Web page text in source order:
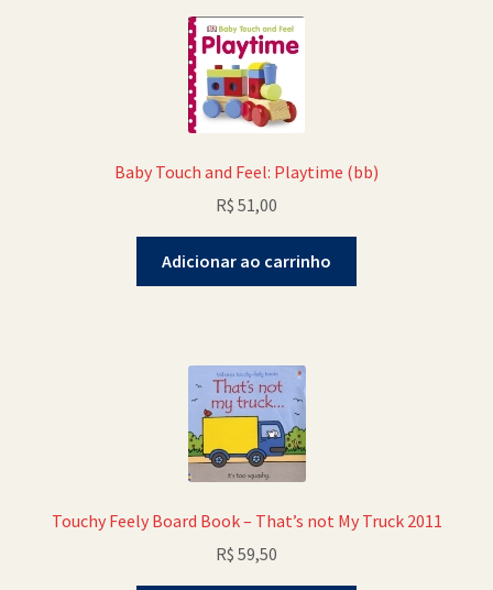
Baby Touch and Feel: Playtime (bb)
R$ 51,00
Adicionar ao carrinho
Touchy Feely Board Book – That’s not My Truck 2011
R$ 59,50